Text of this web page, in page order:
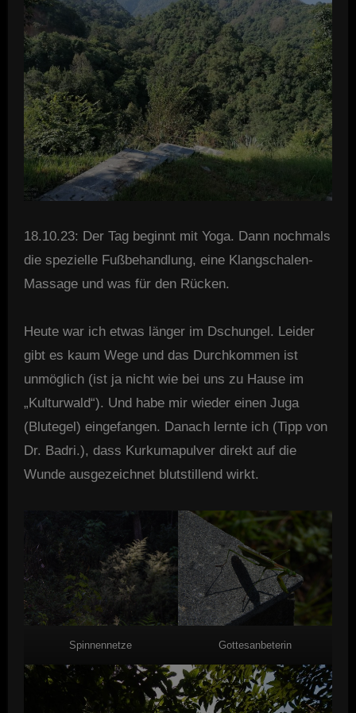
18.10.23: Der Tag beginnt mit Yoga. Dann nochmals
die spezielle Fußbehandlung, eine Klangschalen-
Massage und was für den Rücken.
Heute war ich etwas länger im Dschungel. Leider
gibt es kaum Wege und das Durchkommen ist
unmöglich (ist ja nicht wie bei uns zu Hause im
„Kulturwald“). Und habe mir wieder einen Juga
(Blutegel) eingefangen. Danach lernte ich (Tipp von
Dr. Badri.), dass Kurkumapulver direkt auf die
Wunde ausgezeichnet blutstillend wirkt.
Spinnennetze Gottesanbeterin